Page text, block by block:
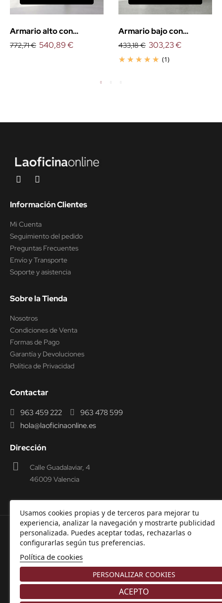
Armario alto con
puertas. EXPRÉS
772,71 € 540,89 €
Armario bajo con
puertas. EXPRÉS
433,18 €
(1)
303,23 €
Usamos cookies propias y de terceros para mejorar tu
experiencia, analizar la navegación y mostrarte publicidad
personalizada. Puedes aceptar todas, rechazarlas o
configurarlas según tus preferencias.
Política de cookies
PERSONALIZAR COOKIES
ACEPTO
Información Clientes
Mi Cuenta
Seguimiento del pedido
Preguntas Frecuentes
Envío y Transporte
Soporte y asistencia
Sobre la Tienda
Nosotros
Condiciones de Venta
Formas de Pago
Garantía y Devoluciones
Política de Privacidad
Contactar
963 459 222
963 478 599
hola@laoficinaonline.es
Dirección
Calle Guadalaviar, 4
46009 Valencia
© 2000-2026 Laoficinaonline.SIDEOFFICE, S.L. CIF
B98914336 -
Aviso Legal -
Privacidad